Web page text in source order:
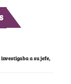
a su jefe,